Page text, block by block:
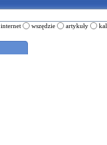
internet wszędzie artykuły